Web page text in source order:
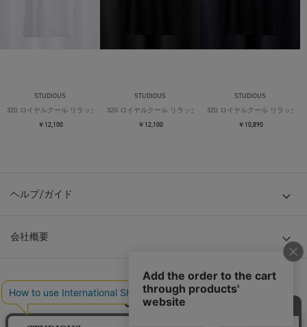
STUDIOUS
32G ロイヤルクール リラックスTシャツ
￥12,100
STUDIOUS
32G ロイヤルクール リラックスTシャツ
￥12,100
STUDIOUS
32G ロイヤルクール リラックス
￥10,890
ヘルプ/ガイド
会社概要